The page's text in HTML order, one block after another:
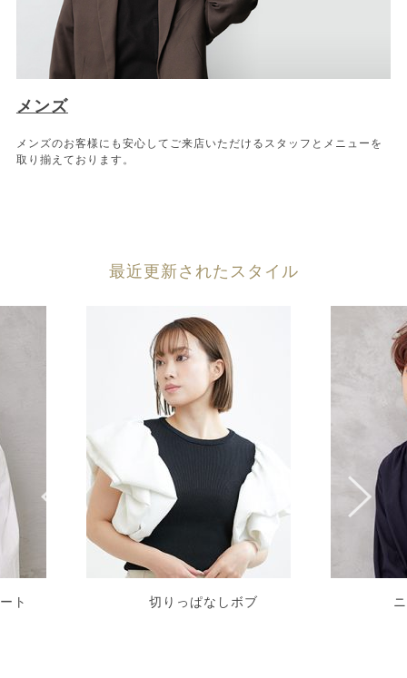
メンズ
メンズのお客様にも安心してご来店いただけるスタッフとメニューを
取り揃えております。
最近更新されたスタイル
ト 切りっぱなしボブ